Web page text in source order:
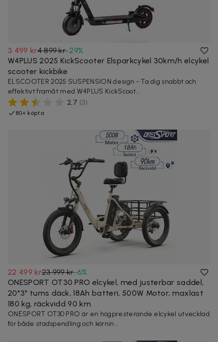
3 499 kr4 899 kr-29%
W4PLUS 2025 KickScooter Elsparkcykel 30km/h elcykel
scooter kickbike
ELSCOOTER 2025 SUSPENSION design - Ta dig snabbt och
effektivt framåt med W4PLUS KickScoot...
2,7 (3)
80+ köpta
22 499 kr23 999 kr-6%
ONESPORT OT30 PRO elcykel, med justerbar saddel,
20*3" tums däck, 18Ah batteri, 500W Motor, maxlast
180 kg, räckvidd 90 km
ONESPORT OT30 PRO är en högpresterande elcykel utvecklad
för både stadspendling och körnin...